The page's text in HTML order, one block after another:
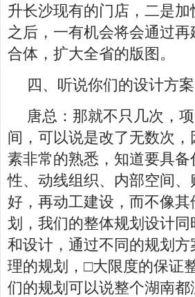
升长沙现有的门店，二是
之后，一有机会将会通过
合体，扩大全省的版图。
四、听说你们的设计方
唐总：那就不只几次，
间，可以说是改了无数次
素非常的熟悉，知道要具
性、动线组织、内部空间
好，再动工建设，而不像
划，我们的整体规划设计
和设计，通过不同的规划
理的规划，□大限度的保证
们的规划可以说整个湖南